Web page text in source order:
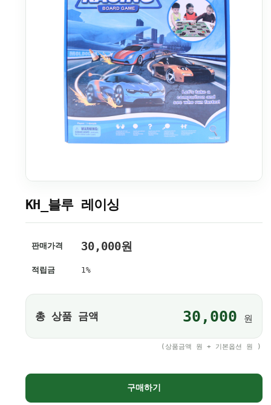
KH_블루 레이싱
판매가격 30,000원
적립금 1%
총 상품 금액 30,000 원
(상품금액 원 + 기본옵션 원 )
구매하기